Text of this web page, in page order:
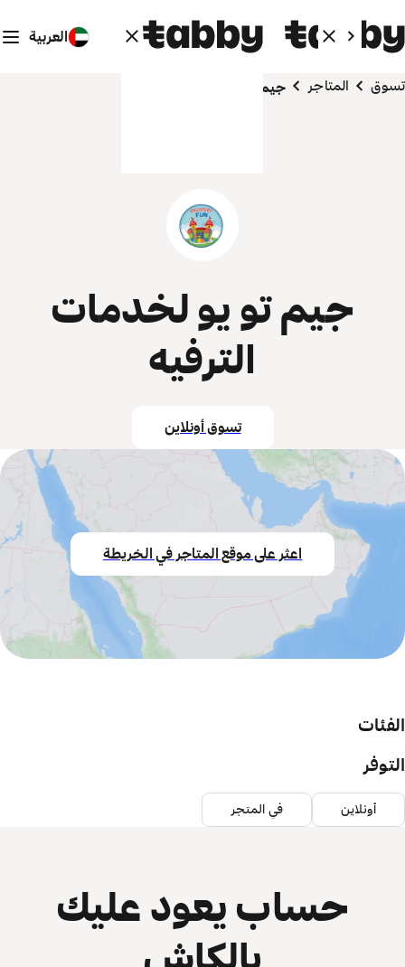
العربية
تسوق المتاجر جيم تو يو لخدمات الترفيه
جيم تو يو لخدمات
الترفيه
تسوق أونلاين
اعثر على موقع المتاجر في الخريطة
الفئات
التوفر
أونلاين في المتجر
حساب يعود عليك
بالكاش